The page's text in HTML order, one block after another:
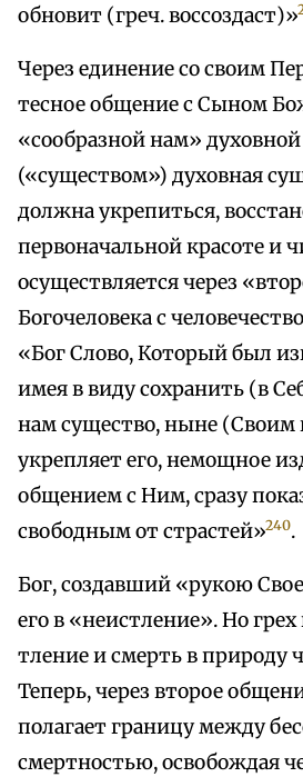
обновит (греч. воссоздаст)»
Через единение со своим
тесное общение с Сыном
«сообразной нам»
(«существом») духовная
должна укрепиться,
первоначальной красоте и
осуществляется через
Богочеловека с
«Бог Слово, Который был
имея в виду сохранить (в
нам существо, ныне
укрепляет его, немощное
общением с Ним, сразу
свободным от страстей»240.
Бог, создавший «рукою
его в «неистление». Но
тление и смерть в природу
Теперь, через второе
полагает границу между
смертностью, освобождая